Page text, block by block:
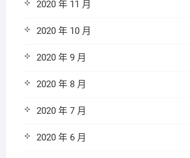
2020 年 11 月
2020 年 10 月
2020 年 9 月
2020 年 8 月
2020 年 7 月
2020 年 6 月